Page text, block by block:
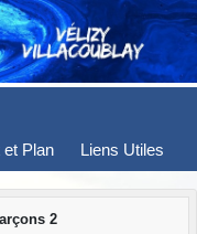
Plan Liens Utiles
2